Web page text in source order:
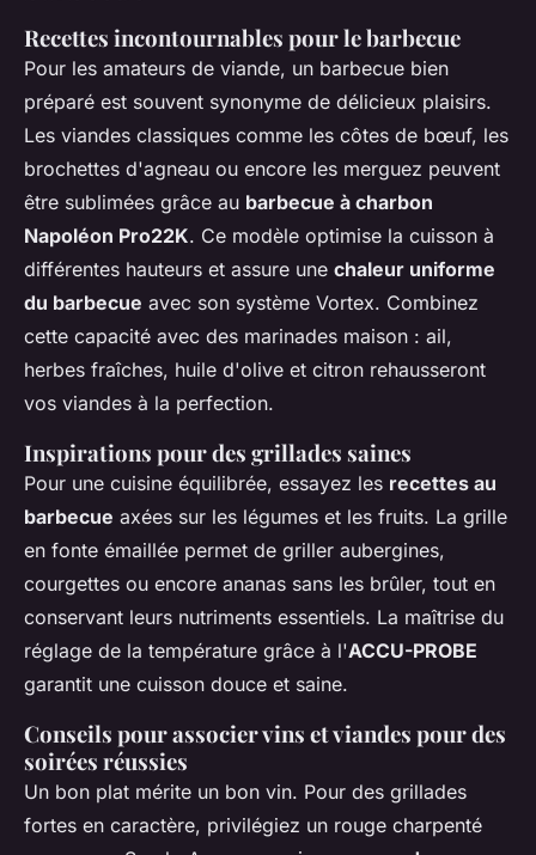
Recettes incontournables pour le barbecue
Pour les amateurs de viande, un barbecue bien
préparé est souvent synonyme de délicieux plaisirs.
Les viandes classiques comme les côtes de bœuf, les
brochettes d'agneau ou encore les merguez peuvent
être sublimées grâce au barbecue à charbon
Napoléon Pro22K. Ce modèle optimise la cuisson à
différentes hauteurs et assure une chaleur uniforme
du barbecue avec son système Vortex. Combinez
cette capacité avec des marinades maison : ail,
herbes fraîches, huile d'olive et citron rehausseront
vos viandes à la perfection.
Inspirations pour des grillades saines
Pour une cuisine équilibrée, essayez les recettes au
barbecue axées sur les légumes et les fruits. La grille
en fonte émaillée permet de griller aubergines,
courgettes ou encore ananas sans les brûler, tout en
conservant leurs nutriments essentiels. La maîtrise du
réglage de la température grâce à l'ACCU-PROBE
garantit une cuisson douce et saine.
Conseils pour associer vins et viandes pour des
soirées réussies
Un bon plat mérite un bon vin. Pour des grillades
fortes en caractère, privilégiez un rouge charpenté